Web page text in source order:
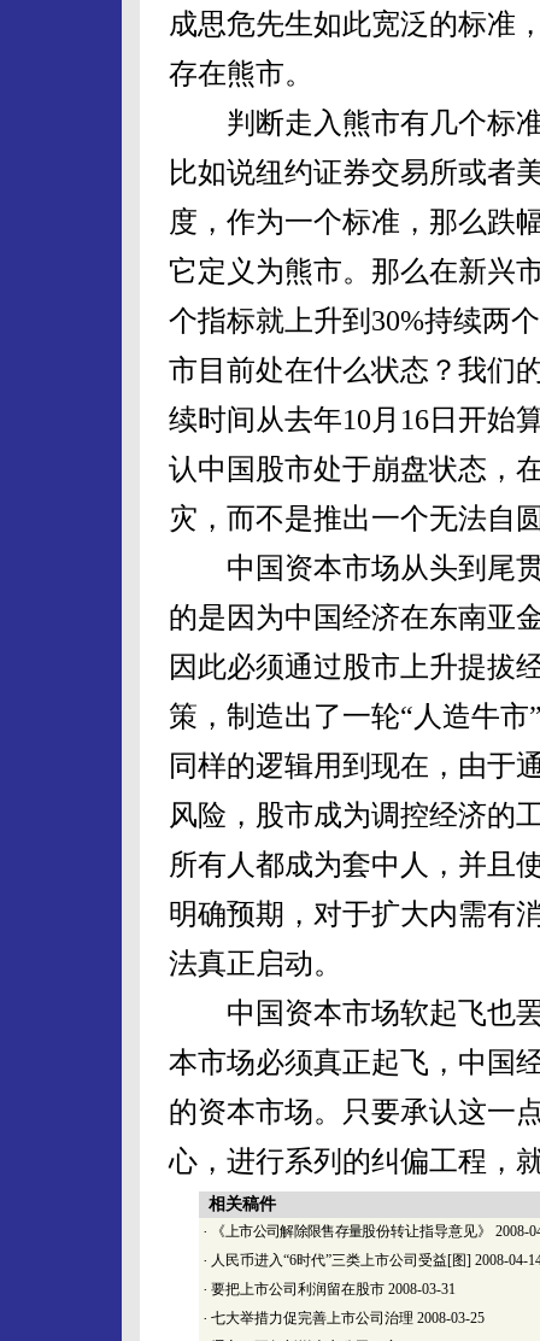
成思危先生如此宽泛的标准
存在熊市。
判断走入熊市有几个标准
比如说纽约证券交易所或者
度，作为一个标准，那么跌
它定义为熊市。那么在新兴
个指标就上升到30%持续两
市目前处在什么状态？我们
续时间从去年10月16日开始
认中国股市处于崩盘状态，
灾，而不是推出一个无法自
中国资本市场从头到尾贯
的是因为中国经济在东南亚
因此必须通过股市上升提拔
策，制造出了一轮“人造牛
同样的逻辑用到现在，由于
风险，股市成为调控经济的
所有人都成为套中人，并且
明确预期，对于扩大内需有
法真正启动。
中国资本市场软起飞也罢
本市场必须真正起飞，中国
的资本市场。只要承认这一
心，进行系列的纠偏工程，
相关稿件
·
《上市公司解除限售存量股份转让指导意见》 2008-
· 人民币进入“6时代”三类上市公司受益[图] 2008-04-
· 要把上市公司利润留在股市 2008-03-31
· 七大举措力促完善上市公司治理 2008-03-25